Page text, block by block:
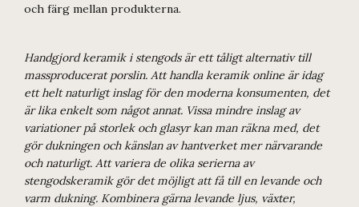
och färg mellan produkterna.
Handgjord keramik i stengods är ett tåligt alternativ till
massproducerat porslin. Att handla keramik online är idag
ett helt naturligt inslag för den moderna konsumenten, det
är lika enkelt som något annat. Vissa mindre inslag av
variationer på storlek och glasyr kan man räkna med, det
gör dukningen och känslan av hantverket mer närvarande
och naturligt. Att variera de olika serierna av
stengodskeramik gör det möjligt att få till en levande och
varm dukning. Kombinera gärna levande ljus, växter,